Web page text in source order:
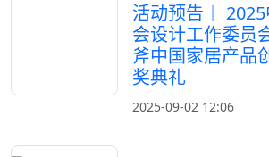
活动预告︱
会设计工作委员
斧中国家居产品
奖典礼
2025-09-02 12:06